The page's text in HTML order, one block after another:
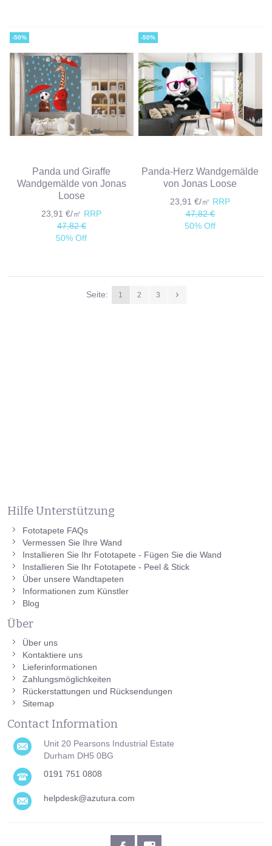
-50%
Panda und Giraffe
Wandgemälde von Jonas
Loose
23,91 €/㎡ RRP
47,82 €
50% Off
-50%
Panda-Herz Wandgemälde
von Jonas Loose
23,91 €/㎡ RRP
47,82 €
50% Off
Seite: 1 2 3
Hilfe Unterstützung
Fototapete FAQs
Vermessen Sie Ihre Wand
Installieren Sie Ihr Fototapete - Fügen Sie die Wand
Installieren Sie Ihr Fototapete - Peel & Stick
Über unsere Wandtapeten
Informationen zum Künstler
Blog
Über
Über uns
Kontaktiere uns
Lieferinformationen
Zahlungsmöglichkeiten
Rückerstattungen und Rücksendungen
Sitemap
Contact Information
Unit 20 Pearsons Industrial Estate
Durham DH5 0BG
0191 751 0808
helpdesk@azutura.com